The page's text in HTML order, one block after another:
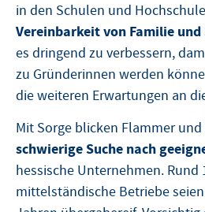
in den Schulen und
Vereinbarkeit von Familie
es dringend zu verbessern,
zu Gründerinnen werden
die weiteren Erwartungen an
Mit Sorge blicken Flammer
schwierige Suche nach
hessische Unternehmen. Rund
mittelständische Betriebe